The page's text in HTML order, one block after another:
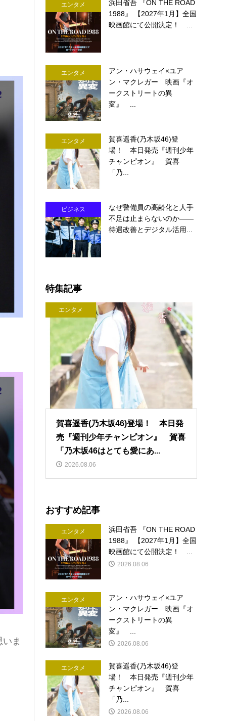
ま
エンタメ
浜田省吾 『ON THE ROAD
1988』 【2027年1月】全国
映画館にて公開決定！ ...
エンタメ
アン・ハサウェイ×ユア
ン・マクレガー 映画『オ
ークストリートの異
変』 ...
エンタメ
賀喜遥香(乃木坂46)登
場！ 本日発売『週刊少年
チャンピオン』 賀喜
「乃...
ビジネス
なぜ警備員の高齢化と人手
不足は止まらないのか――
待遇改善とデジタル活用...
特集記事
エンタメ
賀喜遥香(乃木坂46)登場！ 本日発
売『週刊少年チャンピオン』 賀喜
「乃木坂46はとても愛にあ...
2026.08.06
おすすめ記事
エンタメ
浜田省吾 『ON THE ROAD
1988』 【2027年1月】全国
映画館にて公開決定！ ...
2026.08.06
エンタメ
アン・ハサウェイ×ユア
ン・マクレガー 映画『オ
ークストリートの異
変』 ...
2026.08.06
エンタメ
賀喜遥香(乃木坂46)登
場！ 本日発売『週刊少年
チャンピオン』 賀喜
「乃...
2026.08.06